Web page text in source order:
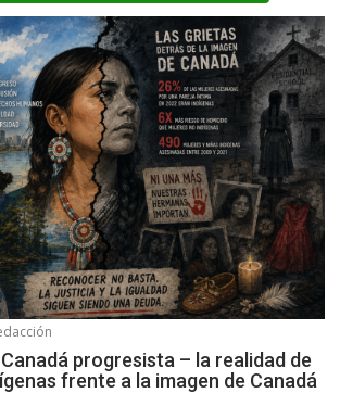
progresista – la realidad de
frente a la imagen de Canadá